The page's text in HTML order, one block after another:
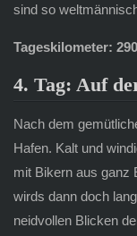
sind so
Tageskilometer:
4. Tag: Auf
Nach dem
Hafen. Kalt und
mit Bikern aus ganz
wirds dann doch
neidvollen Blicken